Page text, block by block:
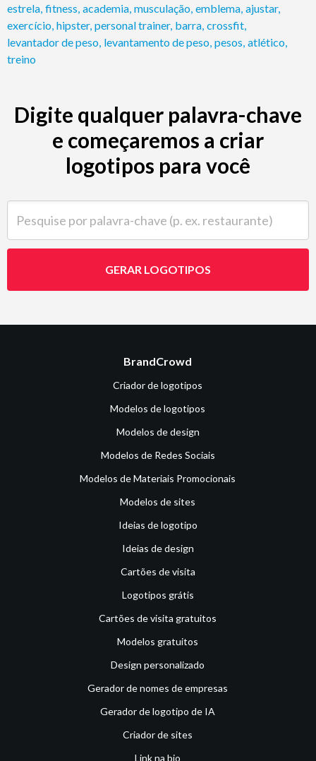
estrela fitness academia musculação emblema ajustar,
exercício hipster, personal trainer, barra crossfit
levantador de peso levantamento de peso pesos atlético
treino
Digite qualquer palavra-chave
e começaremos a criar
logotipos para você
GERAR LOGOTIPOS
BrandCrowd
Criador de logotipos
Modelos de logotipos
Modelos de design
Modelos de Redes Sociais
Modelos de Materiais Promocionais
Modelos de sites
Ideias de logotipo
Ideias de design
Cartões de visita
Logotipos grátis
Cartões de visita gratuitos
Modelos gratuitos
Design personalizado
Gerador de nomes de empresas
Gerador de logotipo de IA
Criador de sites
Link na bio